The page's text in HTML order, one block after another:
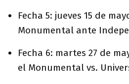
Fecha 5: jueves 15 de
Monumental ante
Fecha 6: martes 27 de
el Monumental vs.